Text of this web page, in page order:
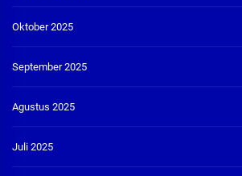
Oktober 2025
September 2025
Agustus 2025
Juli 2025